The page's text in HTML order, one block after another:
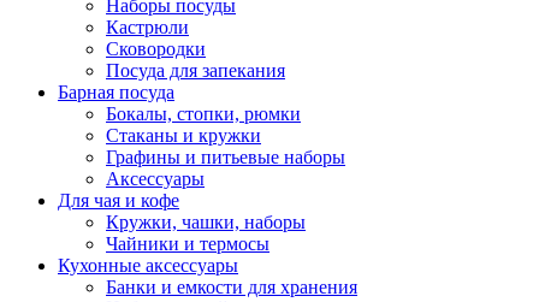
Наборы посуды
Кастрюли
Сковородки
Посуда для запекания
Барная посуда
Бокалы, стопки, рюмки
Стаканы и кружки
Графины и питьевые наборы
Аксессуары
Для чая и кофе
Кружки, чашки, наборы
Чайники и термосы
Кухонные аксессуары
Банки и емкости для хранения